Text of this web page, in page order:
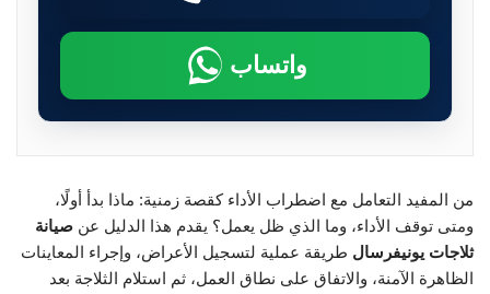
واتساب
من المفيد التعامل مع اضطراب الأداء كقصة زمنية: ماذا بدأ أولًا،
ومتى توقف الأداء، وما الذي ظل يعمل؟ يقدم هذا الدليل عن صيانة
ثلاجات يونيفرسال طريقة عملية لتسجيل الأعراض، وإجراء المعاينات
الظاهرة الآمنة، والاتفاق على نطاق العمل، ثم استلام الثلاجة بعد